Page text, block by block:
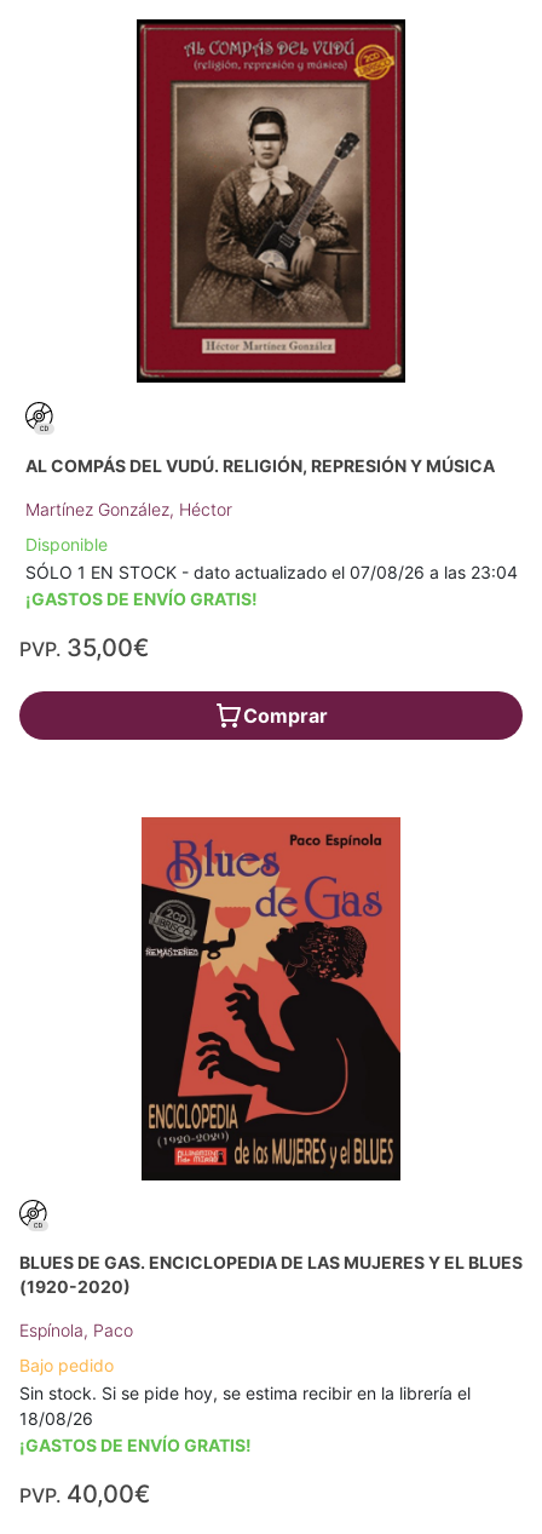
AL COMPÁS DEL VUDÚ. RELIGIÓN, REPRESIÓN Y MÚSICA
Martínez González, Héctor
Disponible
SÓLO 1 EN STOCK - dato actualizado el 07/08/26 a las 23:04
¡GASTOS DE ENVÍO GRATIS!
PVP. 35,00€
Comprar
BLUES DE GAS. ENCICLOPEDIA DE LAS MUJERES Y EL BLUES
(1920-2020)
Espínola, Paco
Bajo pedido
Sin stock. Si se pide hoy, se estima recibir en la librería el
18/08/26
¡GASTOS DE ENVÍO GRATIS!
PVP. 40,00€